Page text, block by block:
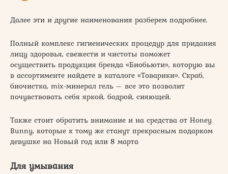
Далее эти и другие наименования разберем подробнее.
Полный комплекс гигиенических процедур для придания
лицу здоровья, свежести и чистоты поможет
осуществить продукция бренда «Биобьюти», которую вы
в ассортименте найдете в каталоге «Товарики». Скраб,
биочистка, mix-минерал гель – все это позволит
почувствовать себя яркой, бодрой, сияющей.
Также стоит обратить внимание и на средства от Honey
Bunny, которые к тому же станут прекрасным подарком
девушке на Новый год или 8 марта
Для умывания